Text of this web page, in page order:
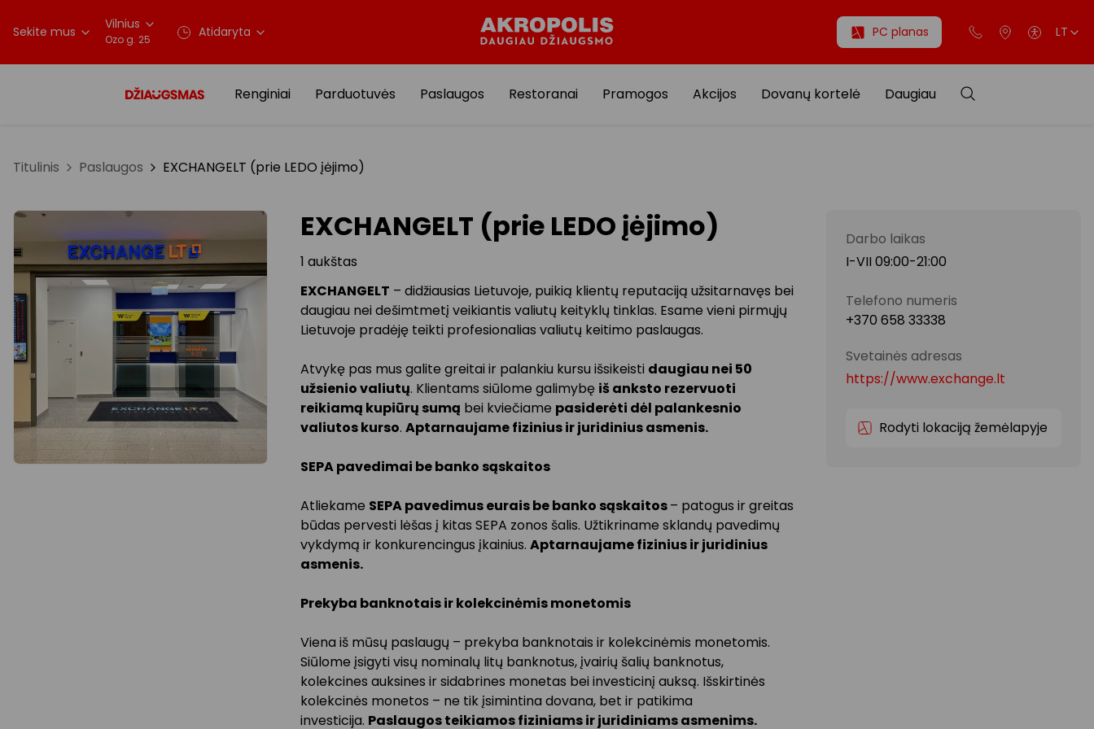
Sekite mus Vilnius
Ozo g. 25 Atidaryta PC planas LT
Renginiai Parduotuvės Paslaugos Restoranai Pramogos Akcijos Dovanų kortelė Daugiau
Titulinis Paslaugos EXCHANGELT (prie LEDO įėjimo)
EXCHANGELT (prie LEDO įėjimo)
1 aukštas
EXCHANGELT – didžiausias Lietuvoje, puikią klientų reputaciją užsitarnavęs bei
daugiau nei dešimtmetį veikiantis valiutų keityklų tinklas. Esame vieni pirmųjų
Lietuvoje pradėję teikti profesionalias valiutų keitimo paslaugas.
Atvykę pas mus galite greitai ir palankiu kursu išsikeisti daugiau nei 50
užsienio valiutų. Klientams siūlome galimybę iš anksto rezervuoti
reikiamą kupiūrų sumą bei kviečiame pasiderėti dėl palankesnio
valiutos kurso. Aptarnaujame fizinius ir juridinius asmenis.
SEPA pavedimai be banko sąskaitos
Atliekame SEPA pavedimus eurais be banko sąskaitos– patogus ir greitas
būdas pervesti lėšas į kitas SEPA zonos šalis. Užtikriname sklandų pavedimų
vykdymą ir konkurencingus įkainius. Aptarnaujame fizinius ir juridinius
asmenis.
Prekyba banknotais ir kolekcinėmis monetomis
Viena iš mūsų paslaugų – prekyba banknotais ir kolekcinėmis monetomis.
Siūlome įsigyti visų nominalų litų banknotus, įvairių šalių banknotus,
kolekcines auksines ir sidabrines monetas bei investicinį auksą. Išskirtinės
kolekcinės monetos – ne tik įsimintina dovana, bet ir patikima
investicija. Paslaugos teikiamos fiziniams ir juridiniams asmenims.
Darbo laikas
I-VII 09:00-21:00
Telefono numeris
+370 658 33338
Svetainės adresas
https://www.exchange.lt
Rodyti lokaciją žemėlapyje